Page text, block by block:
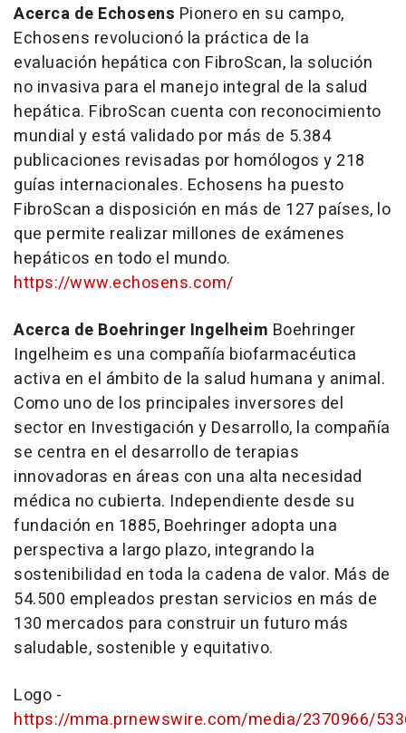
Acerca de Echosens Pionero en su campo,
Echosens revolucionó la práctica de la
evaluación hepática con FibroScan, la solución
no invasiva para el manejo integral de la salud
hepática. FibroScan cuenta con reconocimiento
mundial y está validado por más de 5.384
publicaciones revisadas por homólogos y 218
guías internacionales. Echosens ha puesto
FibroScan a disposición en más de 127 países, lo
que permite realizar millones de exámenes
hepáticos en todo el mundo.
https://www.echosens.com/
Acerca de Boehringer Ingelheim Boehringer
Ingelheim es una compañía biofarmacéutica
activa en el ámbito de la salud humana y animal.
Como uno de los principales inversores del
sector en Investigación y Desarrollo, la compañía
se centra en el desarrollo de terapias
innovadoras en áreas con una alta necesidad
médica no cubierta. Independiente desde su
fundación en 1885, Boehringer adopta una
perspectiva a largo plazo, integrando la
sostenibilidad en toda la cadena de valor. Más de
54.500 empleados prestan servicios en más de
130 mercados para construir un futuro más
saludable, sostenible y equitativo.
Logo -
https://mma.prnewswire.com/media/2370966/